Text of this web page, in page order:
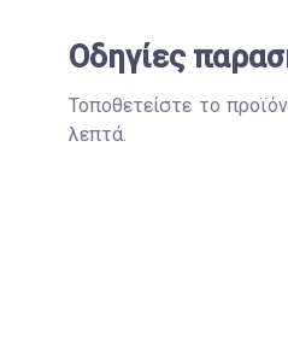
Οδηγίες
Τοποθετείστε το
λεπτά.